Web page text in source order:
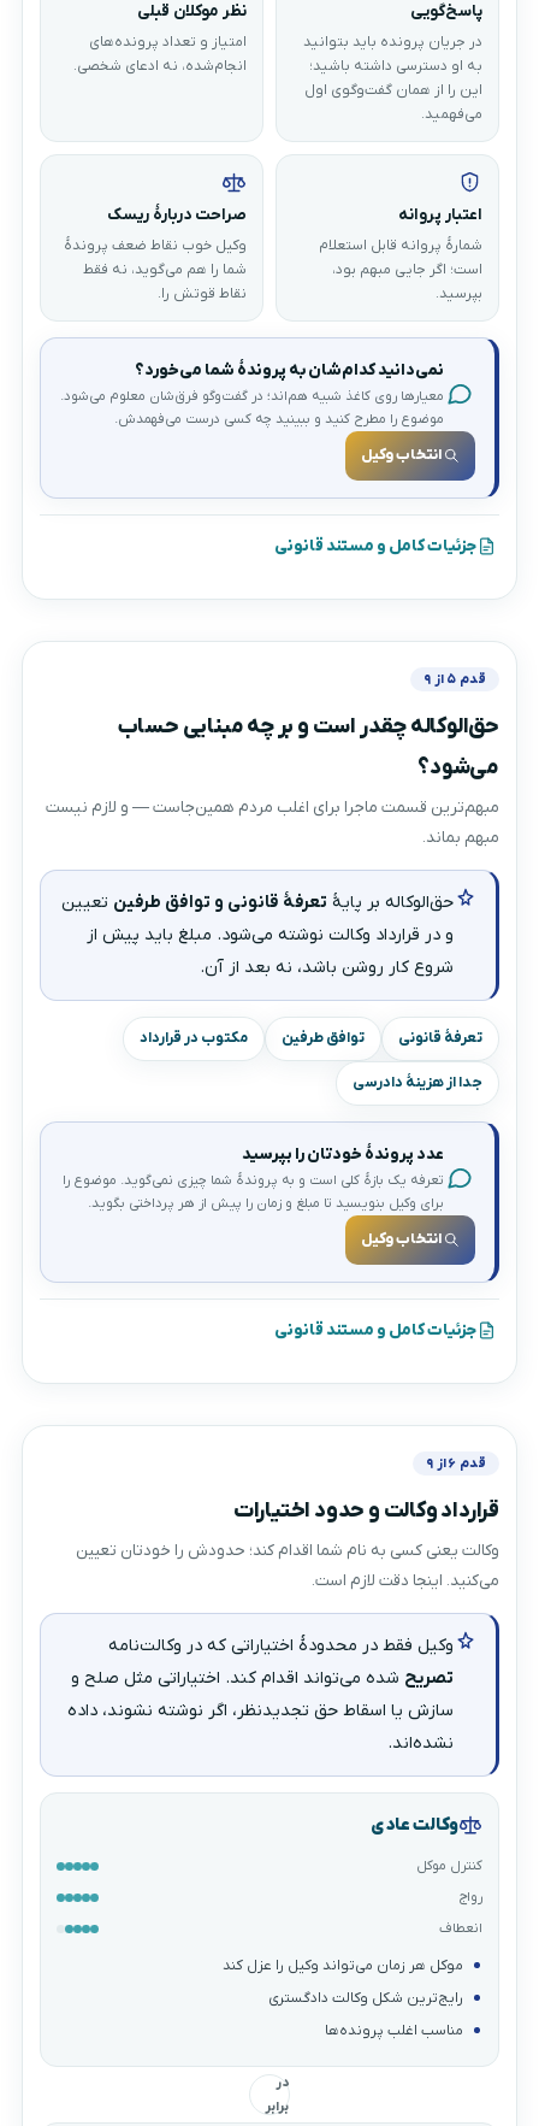
پاسخ‌گویی
در جریان پرونده باید بتوانید
به او دسترسی داشته باشید؛
این را از همان گفت‌وگوی اول
می‌فهمید.
نظر موکلان قبلی
امتیاز و تعداد پرونده‌های
انجام‌شده، نه ادعای شخصی.
اعتبار پروانه
شمارهٔ پروانه قابل استعلام
است؛ اگر جایی مبهم بود،
بپرسید.
صراحت دربارهٔ ریسک
وکیل خوب نقاط ضعف پروندهٔ
شما را هم می‌گوید، نه فقط
نقاط قوتش را.
نمی‌دانید کدام‌شان به پروندهٔ شما می‌خورد؟
معیارها روی کاغذ شبیه هم‌اند؛ در گفت‌وگو فرق‌شان معلوم می‌شود.
موضوع را مطرح کنید و ببینید چه کسی درست می‌فهمدش.
انتخاب وکیل
جزئیات کامل و مستند قانونی
قدم ۵ از ۹
حق‌الوکاله چقدر است و بر چه مبنایی حساب
می‌شود؟
مبهم‌ترین قسمت ماجرا برای اغلب مردم همین‌جاست — و لازم نیست
مبهم بماند.
حق‌الوکاله بر پایهٔ تعرفهٔ قانونی و توافق طرفین تعیین
و در قرارداد وکالت نوشته می‌شود. مبلغ باید پیش از
شروع کار روشن باشد، نه بعد از آن.
تعرفهٔ قانونی توافق طرفین مکتوب در قرارداد
جدا از هزینهٔ دادرسی
عدد پروندهٔ خودتان را بپرسید
تعرفه یک بازهٔ کلی است و به پروندهٔ شما چیزی نمی‌گوید. موضوع را
برای وکیل بنویسید تا مبلغ و زمان را پیش از هر پرداختی بگوید.
انتخاب وکیل
جزئیات کامل و مستند قانونی
قدم ۶ از ۹
قرارداد وکالت و حدود اختیارات
وکالت یعنی کسی به نام شما اقدام کند؛ حدودش را خودتان تعیین
می‌کنید. اینجا دقت لازم است.
وکیل فقط در محدودهٔ اختیاراتی که در وکالت‌نامه
تصریح شده می‌تواند اقدام کند. اختیاراتی مثل صلح و
سازش یا اسقاط حق تجدیدنظر، اگر نوشته نشوند، داده
نشده‌اند.
وکالت عادی
کنترل موکل
رواج
انعطاف
موکل هر زمان می‌تواند وکیل را عزل کند
رایج‌ترین شکل وکالت دادگستری
مناسب اغلب پرونده‌ها
در
برابر